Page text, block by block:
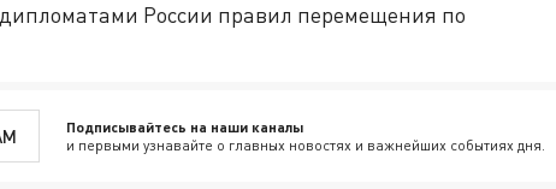
России правил перемещения по
Подписывайтесь на наши каналы
и первыми узнавайте о главных новостях и важнейших событиях дня.